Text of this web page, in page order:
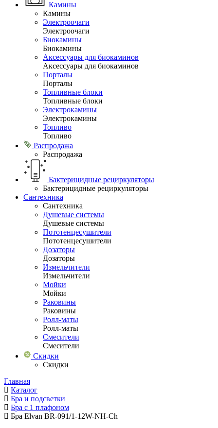
Камины
Камины
Электроочаги
Электроочаги
Биокамины
Биокамины
Аксессуары для биокаминов
Аксессуары для биокаминов
Порталы
Порталы
Топливные блоки
Топливные блоки
Электрокамины
Электрокамины
Топливо
Топливо
Распродажа
Распродажа
Бактерицидные рециркуляторы
Бактерицидные рециркуляторы
Сантехника
Сантехника
Душевые системы
Душевые системы
Пототенцесушители
Пототенцесушители
Дозаторы
Дозаторы
Измельчители
Измельчители
Мойки
Мойки
Раковины
Раковины
Ролл-маты
Ролл-маты
Смесители
Смесители
Скидки
Скидки
Главная
Каталог
Бра и подсветки
Бра с 1 плафоном
Бра Elvan BR-091/1-12W-NH-Ch